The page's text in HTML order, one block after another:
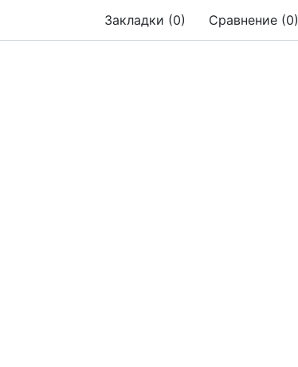
Закладки (0) Сравнение (0)